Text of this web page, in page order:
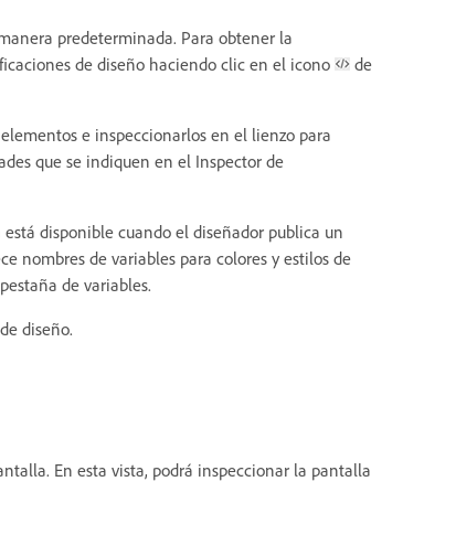
predeterminada. Para obtener la
de diseño haciendo clic en el icono
de
e inspeccionarlos en el lienzo para
que se indiquen en el Inspector de
disponible cuando el diseñador publica un
nombres de variables para colores y estilos de
de variables.
diseño.
En esta vista, podrá inspeccionar la pantalla